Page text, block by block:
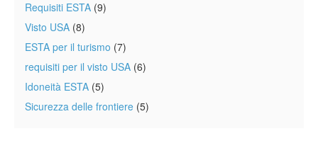
Requisiti ESTA (9)
Visto USA (8)
ESTA per il turismo (7)
requisiti per il visto USA (6)
Idoneità ESTA (5)
Sicurezza delle frontiere (5)